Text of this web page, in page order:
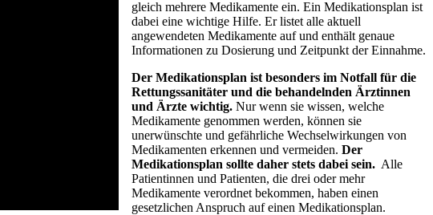
gleich mehrere Medikamente ein. Ein Medikationsplan ist
dabei eine wichtige Hilfe. Er listet alle aktuell
angewendeten Medikamente auf und enthält genaue
Informationen zu Dosierung und Zeitpunkt der Einnahme.
Der Medikationsplan ist besonders im Notfall für die
Rettungssanitäter und die behandelnden Ärztinnen
und Ärzte wichtig.Nur wenn sie wissen, welche
Medikamente genommen werden, können sie
unerwünschte und gefährliche Wechselwirkungen von
Medikamenten erkennen und vermeiden.Der
Medikationsplan sollte daher stets dabei sein. Alle
Patientinnen und Patienten, die drei oder mehr
Medikamente verordnet bekommen, haben einen
gesetzlichen Anspruch auf einen Medikationsplan.